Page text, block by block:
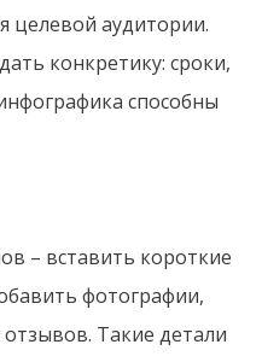
целевой аудитории.
конкретику: сроки,
способны
– вставить короткие
фотографии,
Такие детали